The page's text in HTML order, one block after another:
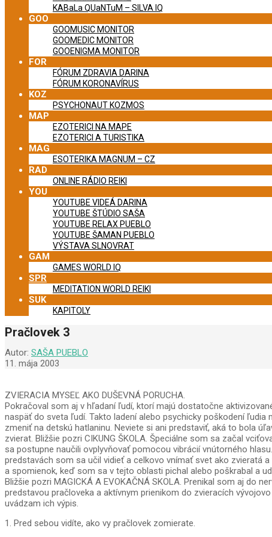
KABaLa QUaNTuM – SILVA IQ
GOO
GOOMUSIC MONITOR
GOOMEDIC MONITOR
GOOENIGMA MONITOR
FOR
FÓRUM ZDRAVIA DARINA
FÓRUM KORONAVÍRUS
KOZ
PSYCHONAUT KOZMOS
MAP
EZOTERICI NA MAPE
EZOTERICI A TURISTIKA
MAG
ESOTERIKA MAGNUM – CZ
RAD
ONLINE RÁDIO REIKI
YOU
YOUTUBE VIDEÁ DARINA
YOUTUBE ŠTÚDIO SAŠA
YOUTUBE RELAX PUEBLO
YOUTUBE ŠAMAN PUEBLO
VÝSTAVA SLNOVRAT
GAM
GAMES WORLD IQ
SPR
MEDITATION WORLD REIKI
SUK
KAPITOLY
Pračlovek 3
Autor: SAŠA PUEBLO
11. mája 2003
ZVIERACIA MYSEĽ AKO DUŠEVNÁ PORUCHA.
Pokračoval som aj v hľadaní ľudí, ktorí majú dostatočne
naspäť do sveta ľudí. Takto ladení alebo psychicky poškodení
zmeniť na detskú hatlaninu. Neviete si ani predstaviť, aká to bola
zvierat. Bližšie pozri CIKUNG ŠKOLA. Špeciálne som sa začal
sa postupne naučili ovplyvňovať pomocou vibrácií vnútorného
predstavách som sa učil vidieť a celkovo vnímať svet ako zvieratá
a spomienok, keď som sa v tejto oblasti pichal alebo poškrabal a
Bližšie pozri MAGICKÁ A EVOKAČNÁ SKOLA. Prenikal som aj do
predstavou pračloveka a aktívnym prienikom do zvieracích
uvádzam ich výpis.
1. Pred sebou vidíte, ako vy pračlovek zomierate.